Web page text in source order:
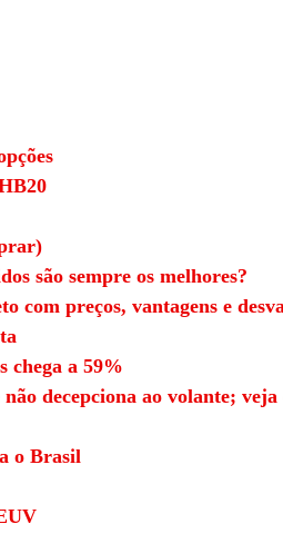
são sempre os melhores?
com preços, vantagens e
chega a 59%
decepciona ao volante; veja
o Brasil